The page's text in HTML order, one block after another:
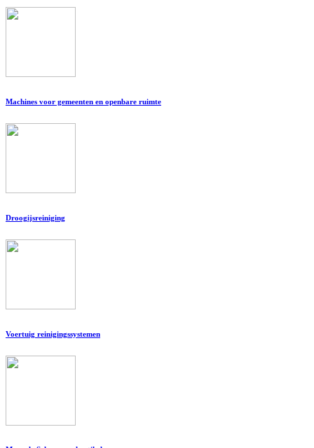
Machines voor gemeenten en openbare ruimte
Droogijsreiniging
Voertuig reinigingssystemen